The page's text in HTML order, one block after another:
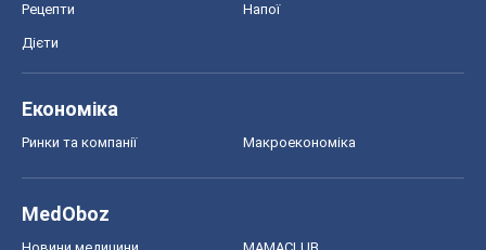
Рецепти Напої
Дієти
Економіка
Ринки та компанії Макроекономіка
MedOboz